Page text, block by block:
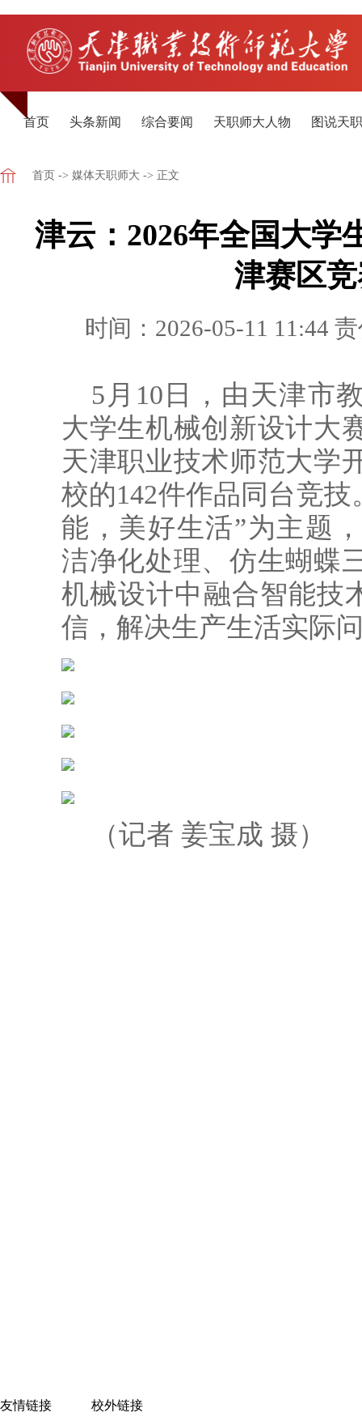
首页 头条新闻 综合要闻 天职师大人物 图说天
首页 -> 媒体天职师大 -> 正文
津云：2026年全国大学
津赛区
时间：2026-05-11 11:44
5月10日，由天津市
大学生机械创新设计大
天津职业技术师范大学
校的142件作品同台竞技
能，美好生活”为主题
洁净化处理、仿生蝴蝶
机械设计中融合智能技
信，解决生产生活实际
（记者 姜宝成 摄）
友情链接 校外链接